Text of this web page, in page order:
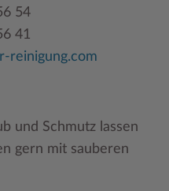
54
41
reinigung.com
und Schmutz lassen
gern mit sauberen